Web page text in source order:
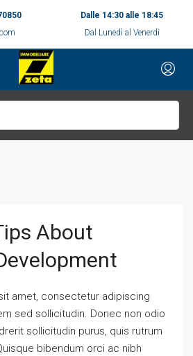
Dalle 14:30 alle 18:45
Dal Lunedì al Venerdì
About
amet, consectetur adipiscing
sed sollicitudin. Donec non odio
sollicitudin purus, quis rutrum
bibendum orci ac nibh